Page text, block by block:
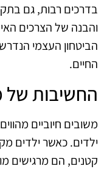
בדרכים רבות, גם
והבנה של הצרכים
הביטחון העצמי
החיים.
החשיבות של
משובים חיוביים
ילדים. כאשר ילדים
קטנים, הם מרגישים